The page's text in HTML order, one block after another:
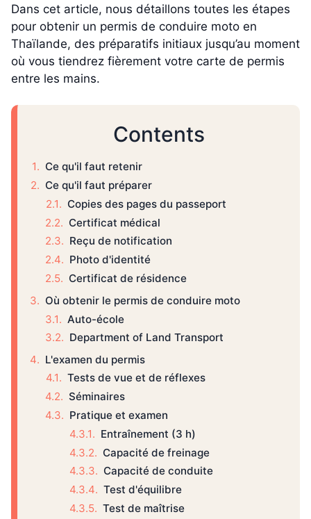
Dans cet article, nous détaillons toutes les étapes
pour obtenir un permis de conduire moto en
Thaïlande, des préparatifs initiaux jusqu’au moment
où vous tiendrez fièrement votre carte de permis
entre les mains.
Contents
Ce qu'il faut retenir
Ce qu'il faut préparer
Copies des pages du passeport
Certificat médical
Reçu de notification
Photo d'identité
Certificat de résidence
Où obtenir le permis de conduire moto
Auto-école
Department of Land Transport
L'examen du permis
Tests de vue et de réflexes
Séminaires
Pratique et examen
Entraînement (3 h)
Capacité de freinage
Capacité de conduite
Test d'équilibre
Test de maîtrise